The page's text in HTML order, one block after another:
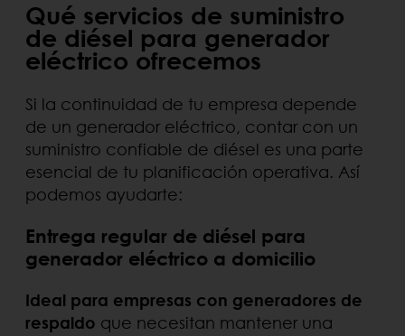
Qué servicios de suministro
de diésel para generador
eléctrico ofrecemos
Si la continuidad de tu empresa depende
de un generador eléctrico, contar con un
suministro confiable de diésel es una parte
esencial de tu planificación operativa. Así
podemos ayudarte:
Entrega regular de diésel para
generador eléctrico a domicilio
Ideal para empresas con generadores de
respaldo que necesitan mantener una